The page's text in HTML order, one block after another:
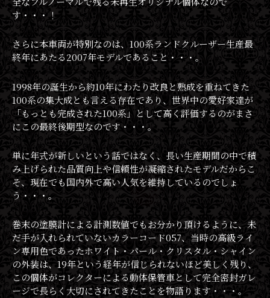
す・・・！
さらに本車両が特別なのは、100系ランドクルーザー生産最
終年にあたる2007年モデルであること・・・。
1998年の誕生から約10年にわたり改良と熟成を重ねてきた
100系の集大成とも言える存在であり、世界中の愛好家達が
「もっとも完成された100系」として高く評価するのがまさ
にこの最終後期型なのです・・・。
単に年式が新しいという話ではなく、長い生産期間の中で積
み上げられた品質向上や信頼性が凝縮されたモデルだからこ
そ、現在でも国内外で高い人気を維持しているのでしょ
う・・・。
巻末の塗膜計による計測数値でもお分かり頂けるように、未
だ手が入れられていないカラーコード057、当時の高級ライ
ン専用色であったホワイト・パール・クリスタル・シャイン
の外装は、19年という経年が信じられないほど美しく残り、
この個体がコレクターによる動体保管車として完全密封ガレ
ージで長らく大切にされてきたことを物語ります・・・。